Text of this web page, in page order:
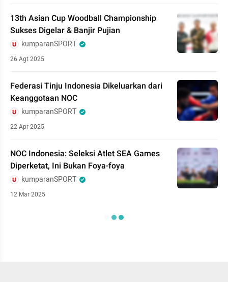
13th Asian Cup Woodball Championship
Sukses Digelar & Banjir Pujian
kumparanSPORT
26 Agt 2025
Federasi Tinju Indonesia Dikeluarkan dari
Keanggotaan NOC
kumparanSPORT
22 Apr 2025
NOC Indonesia: Seleksi Atlet SEA Games
Diperketat, Ini Bukan Foya-foya
kumparanSPORT
12 Mar 2025